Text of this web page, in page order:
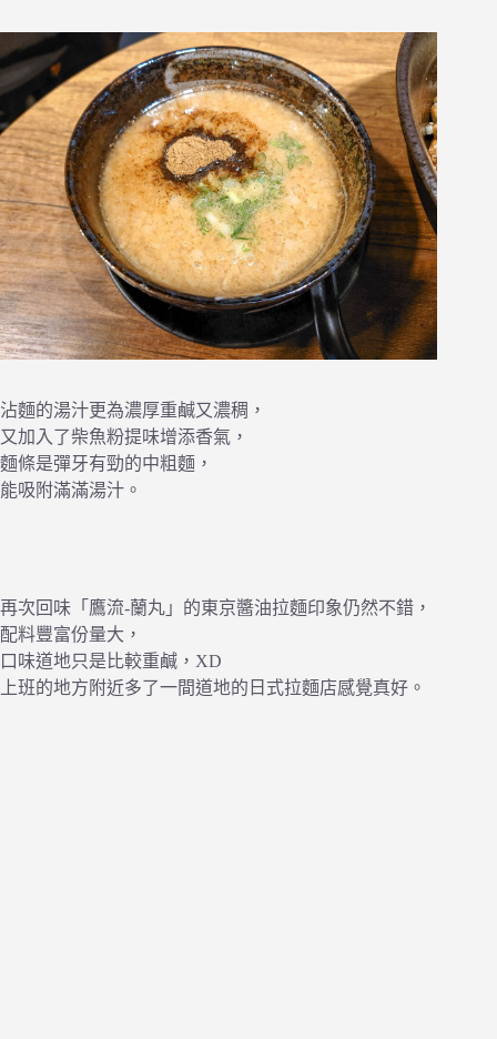
沾麵的湯汁更為濃厚重鹹又濃稠，
又加入了柴魚粉提味增添香氣，
麵條是彈牙有勁的中粗麵，
能吸附滿滿湯汁。
再次回味「鷹流-蘭丸」的東京醬油拉麵印象仍然不錯，
配料豐富份量大，
口味道地只是比較重鹹，XD
上班的地方附近多了一間道地的日式拉麵店感覺真好。